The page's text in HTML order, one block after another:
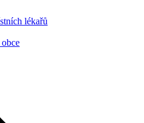
lékařů